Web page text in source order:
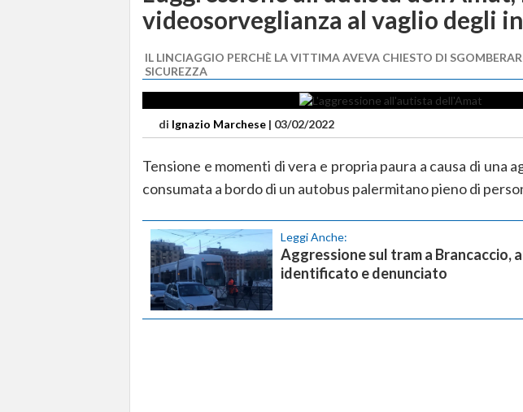
videosorveglianza al vaglio degli
IL LINCIAGGIO PERCHÈ LA VITTIMA AVEVA CHIESTO DI
SICUREZZA
di Ignazio Marchese | 03/02/2022
Tensione e momenti di vera e propria paura a causa di una
consumata a bordo di un autobus palermitano pieno di
Leggi Anche:
Aggressione sul tram a Brancaccio,
identificato e denunciato